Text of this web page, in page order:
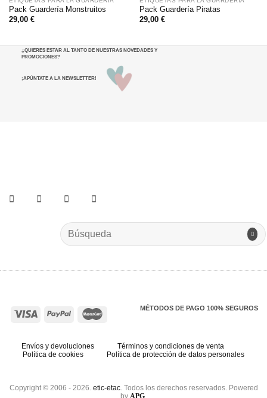
Pack Guardería Monstruitos
29,00 €
Pack Guardería Piratas
29,00 €
¿QUIERES ESTAR AL TANTO DE NUESTRAS NOVEDADES Y
PROMOCIONES?
¡APÚNTATE A LA NEWSLETTER!
Search
for:
MÉTODOS DE PAGO 100% SEGUROS
Envíos y devoluciones
Términos y condiciones de venta
Política de cookies
Política de protección de datos personales
Copyright © 2006 - 2026. etic-etac. Todos los derechos reservados. Powered